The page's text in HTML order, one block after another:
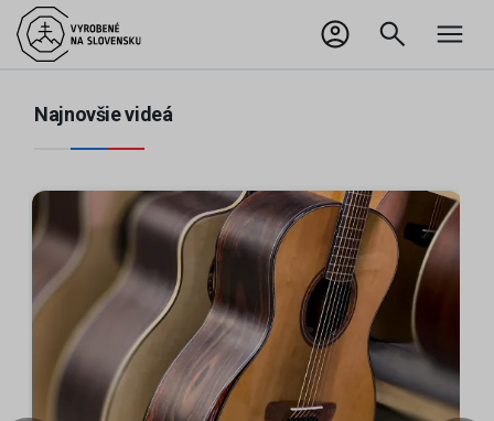
Odhlásiť sa
Najnovšie videá